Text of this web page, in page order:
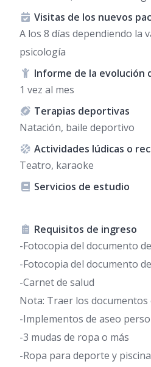
Visitas de los nuevos
A los 8 días dependiendo la
psicología
Informe de la evolución
1 vez al mes
Terapias deportivas
Natación, baile deportivo
Actividades lúdicas o
Teatro, karaoke
Servicios de estudio
Requisitos de ingreso
-Fotocopia del documento
-Fotocopia del documento
-Carnet de salud
Nota: Traer los documentos
-Implementos de aseo
-3 mudas de ropa o más
-Ropa para deporte y piscina